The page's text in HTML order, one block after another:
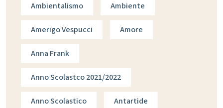
Ambientalismo Ambiente
Amerigo Vespucci Amore
Anna Frank
Anno Scolastco 2021/2022
Anno Scolastico Antartide